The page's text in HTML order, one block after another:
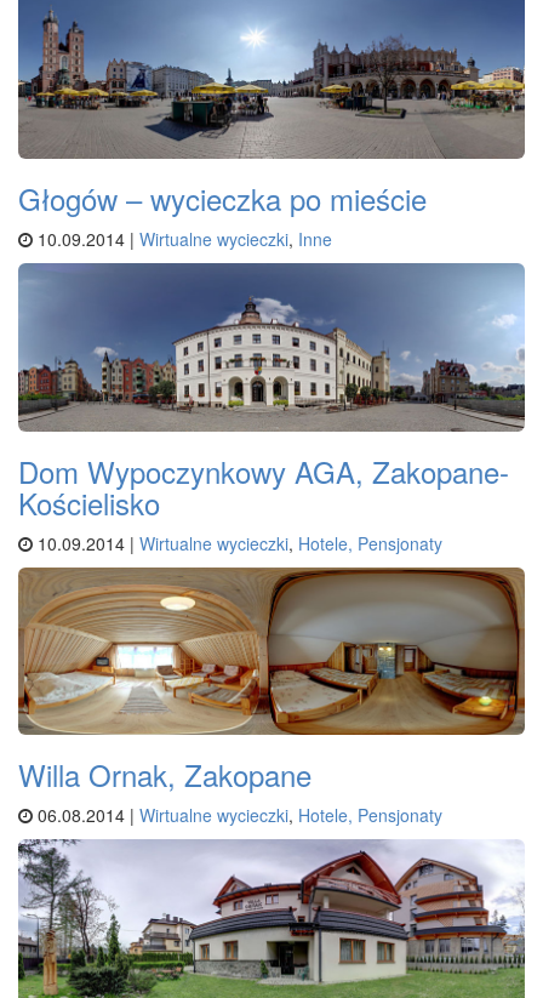
Głogów – wycieczka po mieście
10.09.2014 | Wirtualne wycieczki, Inne
Dom Wypoczynkowy AGA, Zakopane-
Kościelisko
10.09.2014 | Wirtualne wycieczki, Hotele, Pensjonaty
Willa Ornak, Zakopane
06.08.2014 | Wirtualne wycieczki, Hotele, Pensjonaty